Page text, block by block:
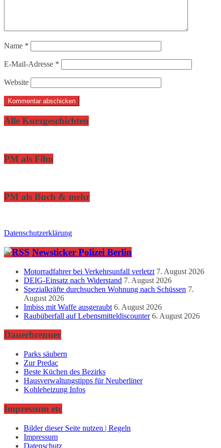
Name *
E-Mail-Adresse *
Website
Alle Kurzgeschichten
PM als Film
PM als Buch & mehr
Datenschutzerklärung
Newsticker Polizei Berlin
Motorradfahrer bei Verkehrsunfall verletzt 7. August 2026
DEIG-Einsatz nach Widerstand 7. August 2026
Spezialkräfte durchsuchen Wohnung nach Schüssen 7.
August 2026
Imbiss mit Waffe ausgeraubt 6. August 2026
Raubüberfall auf Lebensmitteldiscounter 6. August 2026
Dauerbrenner
Parks säubern
Zur Predac
Beste Küchen des Bezirks
Hausverwaltungstipps für Neuberliner
Kohleheizung Infos
Impressum etc
Bilder dieser Seite nutzen | Regeln
Impressum
Datenschutz